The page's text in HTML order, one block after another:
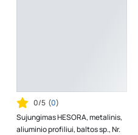
0/5 (0)
Sujungimas HESORA, metalinis,
aliuminio profiliui, baltos sp., Nr.